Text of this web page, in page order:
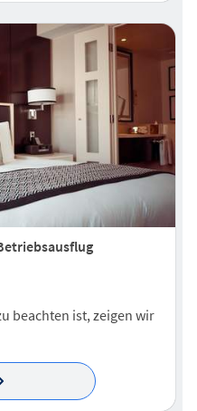
beachten ist, zeigen wir